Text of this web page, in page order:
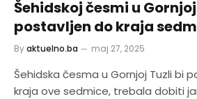
Šehidskoj česmi u
postavljen do kraja
Byaktuelno.ba maj 27, 2025
Šehidska česma u Gornjoj Tuzli bi
kraja ove sedmice, trebala dobiti